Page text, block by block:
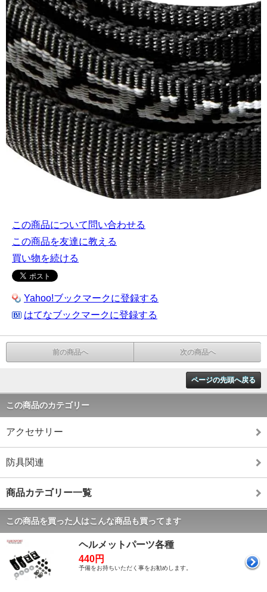
この商品について問い合わせる
この商品を友達に教える
買い物を続ける
Yahoo!ブックマークに登録する
はてなブックマークに登録する
前の商品へ 次の商品へ
ページの先頭へ戻る
この商品のカテゴリー
アクセサリー
防具関連
商品カテゴリー一覧
この商品を買った人はこんな商品も買ってます
ヘルメットパーツ各種
440円
予備をお持ちいただく事をお勧めします。